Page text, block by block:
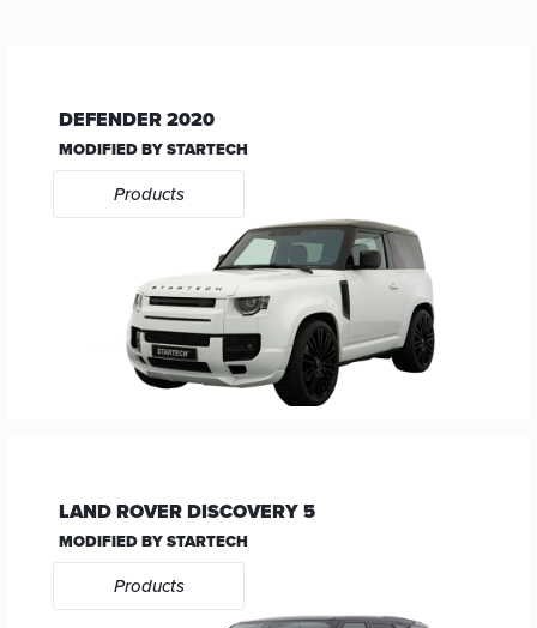
DEFENDER 2020
MODIFIED BY STARTECH
Products
LAND ROVER DISCOVERY 5
MODIFIED BY STARTECH
Products